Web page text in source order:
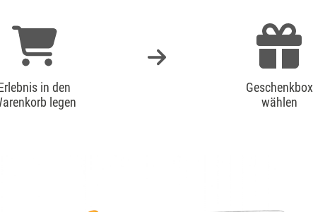
in den
legen
Geschenkbox
wählen